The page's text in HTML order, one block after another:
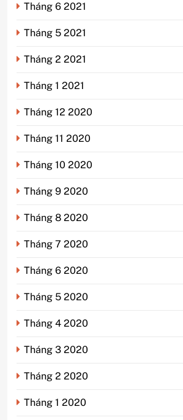
Tháng 6 2021
Tháng 5 2021
Tháng 2 2021
Tháng 1 2021
Tháng 12 2020
Tháng 11 2020
Tháng 10 2020
Tháng 9 2020
Tháng 8 2020
Tháng 7 2020
Tháng 6 2020
Tháng 5 2020
Tháng 4 2020
Tháng 3 2020
Tháng 2 2020
Tháng 1 2020